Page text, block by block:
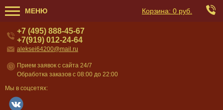
МЕНЮ Корзина: 0 руб.
+7 (495) 888-45-67
+7(919) 012-24-64
aleksei64200@mail.ru
Прием заявок с сайта 24/7
Обработка заказов с 08:00 до 22:00
Мы в соцсетях: